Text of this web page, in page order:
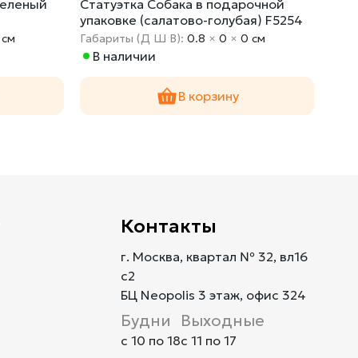
Статуэтка Собака в подарочной
упаковке (салатово-голубая) F5254
Габариты (Д Ш В):0.8 ×0 ×0 cм
В наличии
В корзину
Контакты
г. Москва, квартал № 32, вл16
с2
БЦ Neopolis 3 этаж, офис 324
Будни
с 10 по 18
Выходные
с 11 по 17